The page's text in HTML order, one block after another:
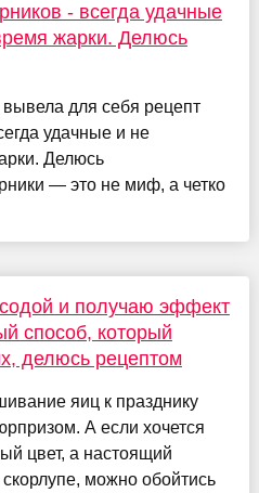
- всегда удачные
жарки. Делюсь
для себя рецепт
удачные и не
Делюсь
— это не миф, а четко
и получаю эффект
способ, который
делюсь рецептом
яиц к празднику
А если хочется
цвет, а настоящий
можно обойтись